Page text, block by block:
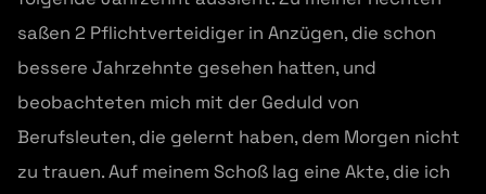
saßen 2 Pflichtverteidiger in Anzügen, die schon
bessere Jahrzehnte gesehen hatten, und
beobachteten mich mit der Geduld von
Berufsleuten, die gelernt haben, dem Morgen nicht
zu trauen. Auf meinem Schoß lag eine Akte, die ich